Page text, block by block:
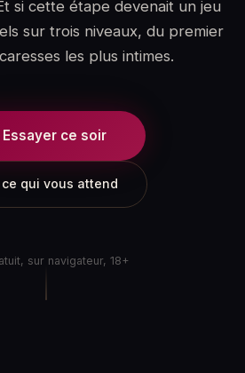
si cette étape devenait un jeu
sur trois niveaux, du premier
les plus intimes.
Essayer ce soir
ce qui vous attend
sur navigateur, 18+